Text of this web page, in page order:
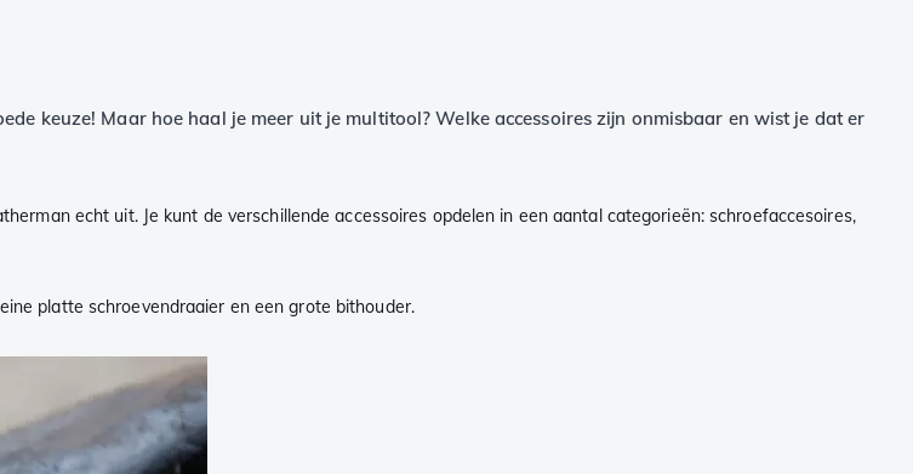
keuze! Maar hoe haal je meer uit je multitool? Welke accessoires zijn onmisbaar en wist je dat er
echt uit. Je kunt de verschillende accessoires opdelen in een aantal categorieën: schroefaccesoires,
platte schroevendraaier en een grote bithouder.